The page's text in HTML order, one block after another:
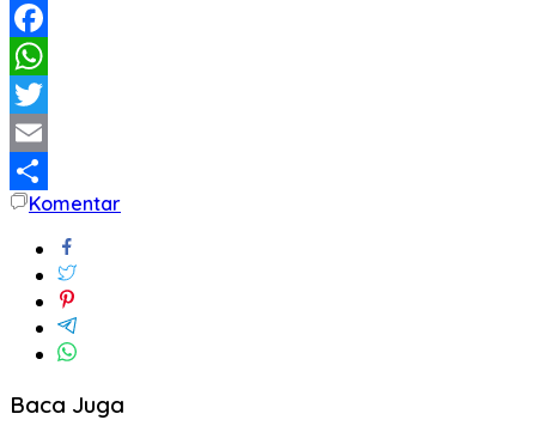
Facebook
WhatsApp
Twitter
Email
Share
Komentar
Baca Juga